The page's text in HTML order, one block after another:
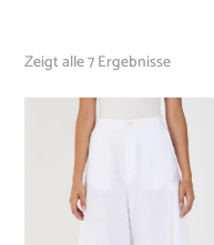
Zeigt alle 7 Ergebnisse